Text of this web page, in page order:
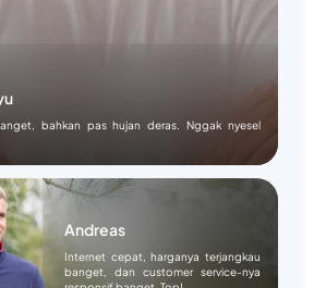
bahkan pas hujan deras. Nggak nyesel
Andreas
Internet cepat, harganya terjangkau
banget, dan customer service-nya